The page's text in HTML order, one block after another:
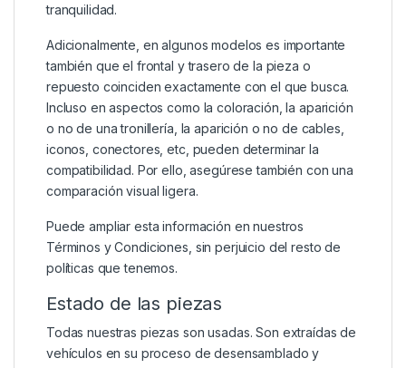
tranquilidad.
Adicionalmente, en algunos modelos es importante
también que el frontal y trasero de la pieza o
repuesto coinciden exactamente con el que busca.
Incluso en aspectos como la coloración, la aparición
o no de una tronillería, la aparición o no de cables,
iconos, conectores, etc, pueden determinar la
compatibilidad. Por ello, asegúrese también con una
comparación visual ligera.
Puede ampliar esta información en nuestros
Términos y Condiciones , sin perjuicio del resto de
políticas que tenemos.
Estado de las piezas
Todas nuestras piezas son usadas. Son extraídas de
vehículos en su proceso de desensamblado y